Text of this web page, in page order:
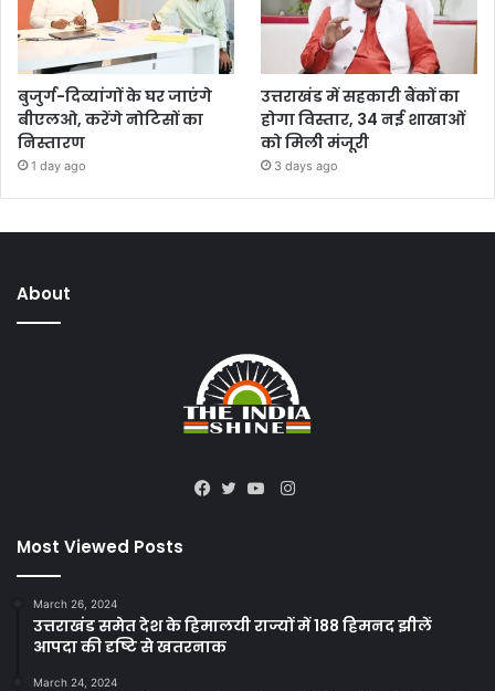
बुजुर्ग-दिव्यांगों के घर जाएंगे
बीएलओ, करेंगे नोटिसों का
निस्तारण
1 day ago
उत्तराखंड में सहकारी बैंकों का
होगा विस्तार, 34 नई शाखाओं
को मिली मंजूरी
3 days ago
About
Instagram
Most Viewed Posts
March 26, 2024
उत्तराखंड समेत देश के हिमालयी राज्यों में 188 हिमनद झीलें
आपदा की दृष्टि से खतरनाक
March 24, 2024